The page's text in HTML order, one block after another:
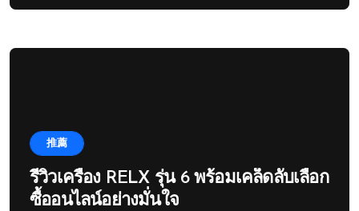
推薦
รีวิวเครื่อง RELX รุ่น 6 พร้อมเคล็ดลับเลือก
ซื้ออนไลน์อย่างมั่นใจ